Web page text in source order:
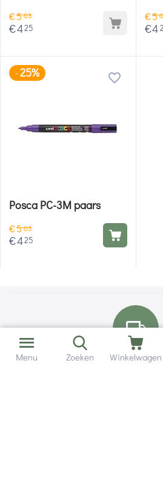
€563
€425
€5
€4
-25%
Posca PC-3M paars
€563
€425
Bezorging in binnen -
Menu Zoeken Winkelwagen